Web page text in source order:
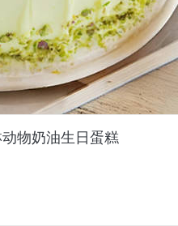
物奶油生日蛋糕